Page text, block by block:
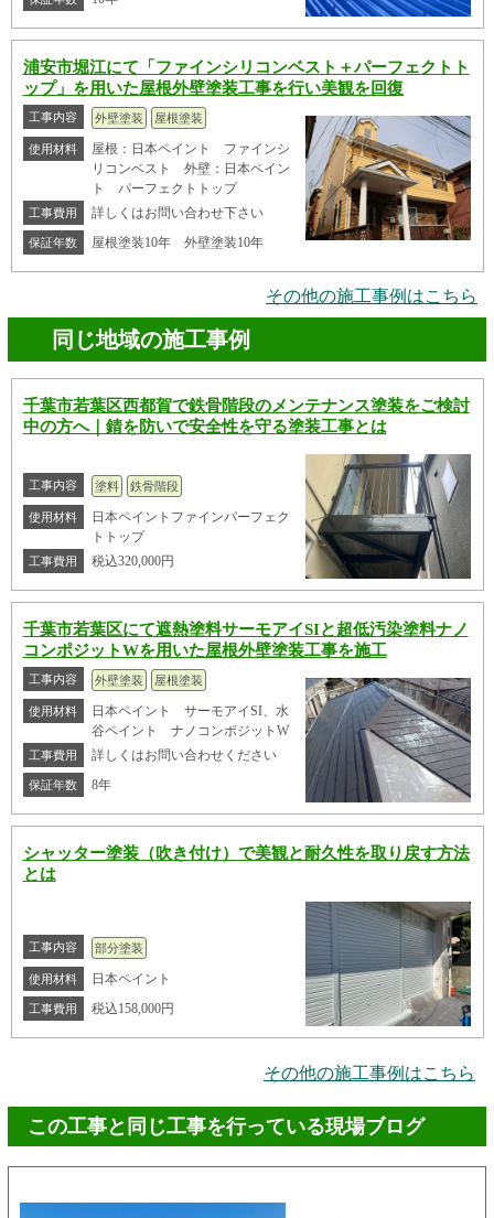
浦安市堀江にて「ファインシリコンベスト＋パーフェクトト
ップ」を用いた屋根外壁塗装工事を行い美観を回復
工事内容 外壁塗装 屋根塗装
使用材料
屋根：日本ペイント ファインシ
リコンベスト 外壁：日本ペイン
ト パーフェクトトップ
工事費用 詳しくはお問い合わせ下さい
保証年数 屋根塗装10年 外壁塗装10年
その他の施工事例はこちら
同じ地域の施工事例
千葉市若葉区西都賀で鉄骨階段のメンテナンス塗装をご検討
中の方へ｜錆を防いで安全性を守る塗装工事とは
工事内容 塗料 鉄骨階段
使用材料
日本ペイントファインパーフェク
トトップ
工事費用 税込320,000円
千葉市若葉区にて遮熱塗料サーモアイSIと超低汚染塗料ナノ
コンポジットWを用いた屋根外壁塗装工事を施工
工事内容 外壁塗装 屋根塗装
使用材料
日本ペイント サーモアイSI、水
谷ペイント ナノコンポジットW
工事費用 詳しくはお問い合わせください
保証年数 8年
シャッター塗装（吹き付け）で美観と耐久性を取り戻す方法
とは
工事内容 部分塗装
使用材料 日本ペイント
工事費用 税込158,000円
その他の施工事例はこちら
この工事と同じ工事を行っている現場ブログ